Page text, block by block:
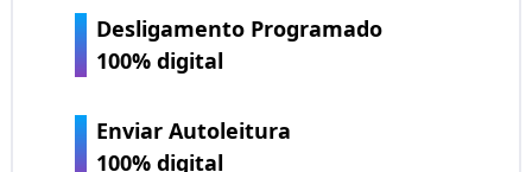
Desligamento Programado
100% digital
Enviar Autoleitura
100% digital